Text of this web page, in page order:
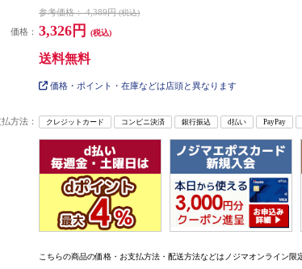
価格：
参考価格： 4,389円(税込)
3,326円 (税込)
送料無料
価格・ポイント・在庫などは店頭と異なります
方法： クレジットカード コンビニ決済 銀行振込 d払い PayPay
こちらの商品の価格・お支払方法・配送方法などはノジマオンライン限